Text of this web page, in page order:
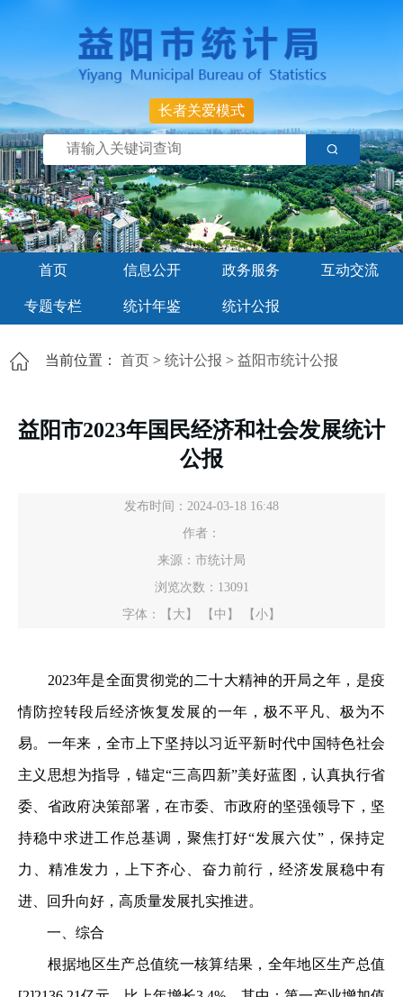
长者关爱模式
首页 信息公开 政务服务 互动交流
专题专栏 统计年鉴 统计公报
当前位置： 首页 > 统计公报 > 益阳市统计公报
益阳市2023年国民经济和社会发展统计
公报
发布时间：2024-03-18 16:48
作者：
来源：市统计局
浏览次数： 13091
字体：
【大】 【中】 【小】
2023年是全面贯彻党的二十大精神的开局之年，是疫
情防控转段后经济恢复发展的一年，极不平凡、极为不
易。一年来，全市上下坚持以习近平新时代中国特色社会
主义思想为指导，锚定“三高四新”美好蓝图，认真执行省
委、省政府决策部署，在市委、市政府的坚强领导下，坚
持稳中求进工作总基调，聚焦打好“发展六仗”，保持定
力、精准发力，上下齐心、奋力前行，经济发展稳中有
进、回升向好，高质量发展扎实推进。
一、综合
根据地区生产总值统一核算结果，全年地区生产总值